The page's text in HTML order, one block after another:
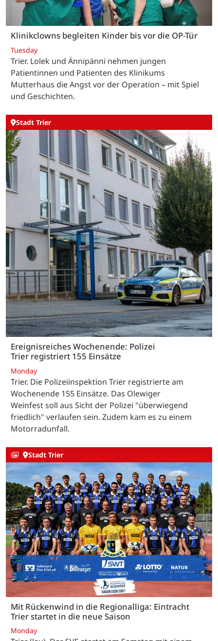
Klinikclowns begleiten Kinder bis vor die OP-Tür
Tuesday
Trier. Lolek und Ännipänni nehmen jungen
Patientinnen und Patienten des Klinikums
Mutterhaus die Angst vor der Operation – mit Spiel
und Geschichten.
Stadt Trier
Ereignisreiches Wochenende: Polizei
Trier registriert 155 Einsätze
Monday
Trier. Die Polizeiinspektion Trier registrierte am
Wochenende 155 Einsätze. Das Olewiger
Weinfest soll aus Sicht der Polizei "überwiegend
friedlich" verlaufen sein. Zudem kam es zu einem
Motorradunfall.
Stadt Trier
Mit Rückenwind in die Regionalliga: Eintracht
Trier startet in die neue Saison
Monday